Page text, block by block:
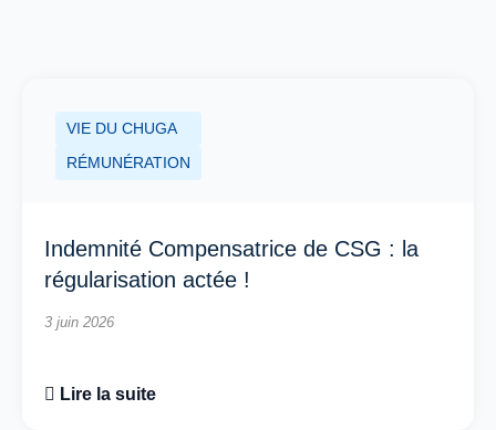
VIE DU CHUGA
RÉMUNÉRATION
Indemnité Compensatrice de CSG : la
régularisation actée !
3 juin 2026
Lire la suite